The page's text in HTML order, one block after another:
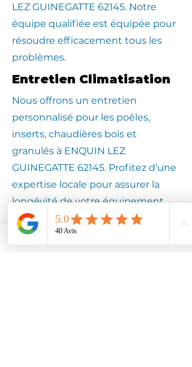
LEZ GUINEGATTE 62145. Notre
équipe qualifiée est équipée pour
résoudre efficacement tous les
problèmes.
Entretien Climatisation
Nous offrons un entretien
personnalisé pour les poêles,
inserts, chaudières bois et
granulés à ENQUIN LEZ
GUINEGATTE 62145. Profitez d’une
expertise locale pour assurer la
longévité de votre équipement.